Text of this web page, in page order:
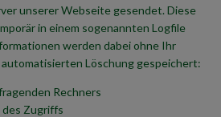
unserer Webseite gesendet. Diese
in einem sogenannten Logfile
werden dabei ohne Ihr
Löschung gespeichert:
Rechners
Zugriffs